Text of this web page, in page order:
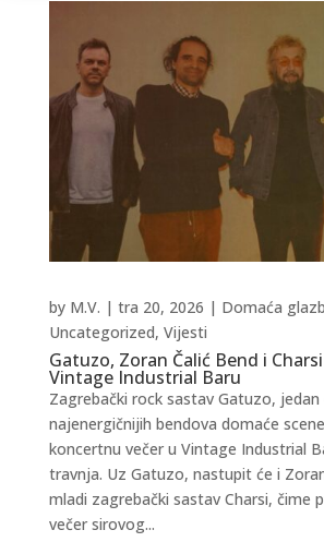
Gatuzo, Zoran Čalić Bend i
Vintage Industrial Baru
by M.V. | tra 20, 2026 | Domaća
Uncategorized, Vijesti
Zagrebački rock sastav Gatuzo, jedan
najenergičnijih bendova domaće
koncertnu večer u Vintage Industrial
travnja. Uz Gatuzo, nastupit će i
mladi zagrebački sastav Charsi, čime
večer sirovog...